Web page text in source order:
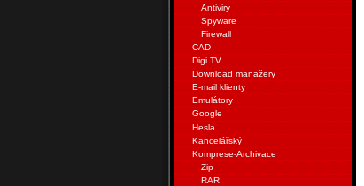
Antiviry
Spyware
Firewall
CAD
Digi TV
Download manažery
E-mail klienty
Emulátory
Google
Hesla
Kancelářský
Komprese-Archivace
Zip
RAR